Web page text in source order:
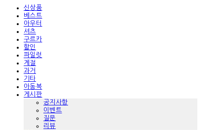
신상품
베스트
아우터
셔츠
구르카
할인
파일럿
계절
과거
기타
아동복
게시판
공지사항
이벤트
질문
리뷰